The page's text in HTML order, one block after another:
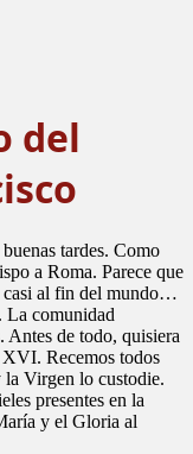
del
tardes. Como
a Roma. Parece que
casi al fin del mundo…
La comunidad
Antes de todo, quisiera
Recemos todos
la Virgen lo custodie.
presentes en la
y el Gloria al